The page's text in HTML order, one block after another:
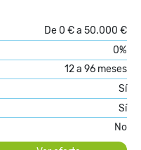
De 0 € a 50.000 €
0%
12 a 96 meses
Sí
Sí
No